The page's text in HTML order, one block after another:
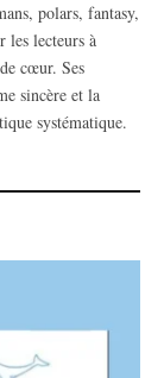
polars, fantasy,
les lecteurs à
cœur. Ses
sincère et la
systématique.